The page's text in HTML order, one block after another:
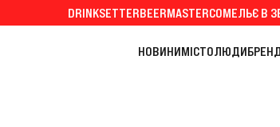
DRINKSETTERBEERMASTERСОМЕЛЬЄ В
НОВИНИМІСТОЛЮДИ